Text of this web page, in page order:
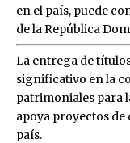
en el país, puede
de la República
La entrega de
significativo en la
patrimoniales para
apoya proyectos
país.